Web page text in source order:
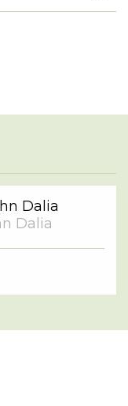
Dalia